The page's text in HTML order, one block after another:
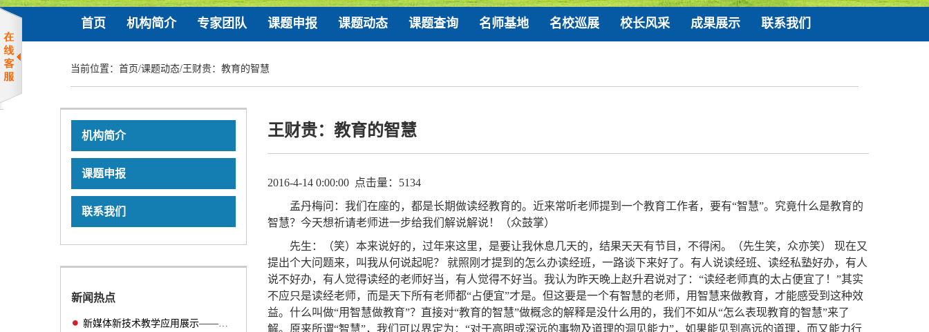
首页 机构简介 专家团队 课题申报 课题动态 课题查询 名师基地 名校巡展 校长风采 成果展示 联系我们
当前位置： 首页/课题动态/王财贵：教育的智慧
机构简介
课题申报
联系我们
新闻热点
新媒体新技术教学应用展示——互动课堂精品课
王财贵：教育的智慧
2016-4-14 0:00:00 点击量：5134
孟丹梅问：我们在座的，都是长期做读经教育的。近来常听老师提到一个教育工作者，要有“智慧”。究竟什么是教育的
智慧？今天想祈请老师进一步给我们解说解说！（众鼓掌）
先生：（笑）本来说好的，过年来这里，是要让我休息几天的，结果天天有节目，不得闲。（先生笑，众亦笑） 现在又
提出个大问题来，叫我从何说起呢？ 就照刚才提到的怎么办读经班，一路谈下来好了。有人说读经班、读经私塾好办，有人
说不好办，有人觉得读经的老师好当，有人觉得不好当。我认为昨天晚上赵升君说对了：“读经老师真的太占便宜了！”其实
不应只是读经老师，而是天下所有老师都“占便宜”才是。但这要是一个有智慧的老师，用智慧来做教育，才能感受到这种效
益。什么叫做“用智慧做教育”？直接对“教育的智慧”做概念的解释是没什么用的，我们不如从“怎么表现教育的智慧”来了
解。原来所谓“智慧”，我们可以界定为：“对于高明或深远的事物及道理的洞见能力”，如果能见到高远的道理，而又能力行